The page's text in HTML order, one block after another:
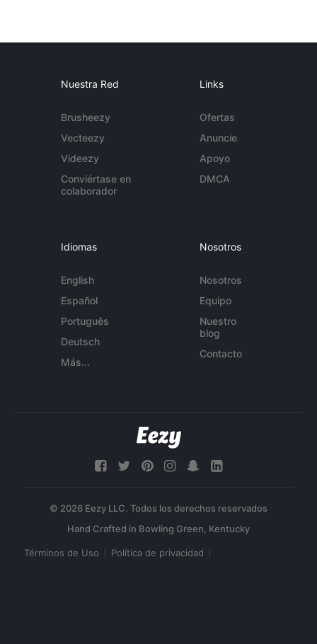
Nuestra Red
Brusheezy
Vecteezy
Videezy
Conviértase en
colaborador
Links
Ofertas
Anuncie
Apoyo
DMCA
Idiomas
English
Español
Português
Deutsch
Más...
Nosotros
Nosotros
Equipo
Nuestro
blog
Contacto
© 2026 Eezy LLC. Todos los derechos reservados
Términos de Uso Política de privacidad